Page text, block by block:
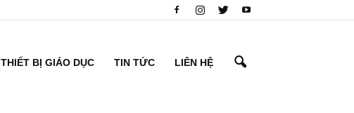
THIẾT BỊ GIÁO DỤC TIN TỨC LIÊN HỆ